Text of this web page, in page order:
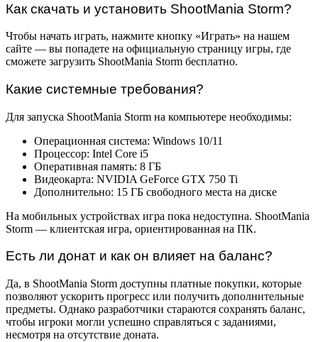
Как скачать и установить ShootMania Storm?
Чтобы начать играть, нажмите кнопку «Играть» на нашем
сайте — вы попадете на официальную страницу игры, где
сможете загрузить ShootMania Storm бесплатно.
Какие системные требования?
Для запуска ShootMania Storm на компьютере необходимы:
Операционная система: Windows 10/11
Процессор: Intel Core i5
Оперативная память: 8 ГБ
Видеокарта: NVIDIA GeForce GTX 750 Ti
Дополнительно: 15 ГБ свободного места на диске
На мобильных устройствах игра пока недоступна. ShootMania
Storm — клиентская игра, ориентированная на ПК.
Есть ли донат и как он влияет на баланс?
Да, в ShootMania Storm доступны платные покупки, которые
позволяют ускорить прогресс или получить дополнительные
предметы. Однако разработчики стараются сохранять баланс,
чтобы игроки могли успешно справляться с заданиями,
несмотря на отсутствие доната.